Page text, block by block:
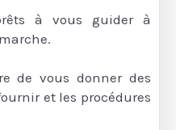
à vous guider à
de vous donner des
et les procédures